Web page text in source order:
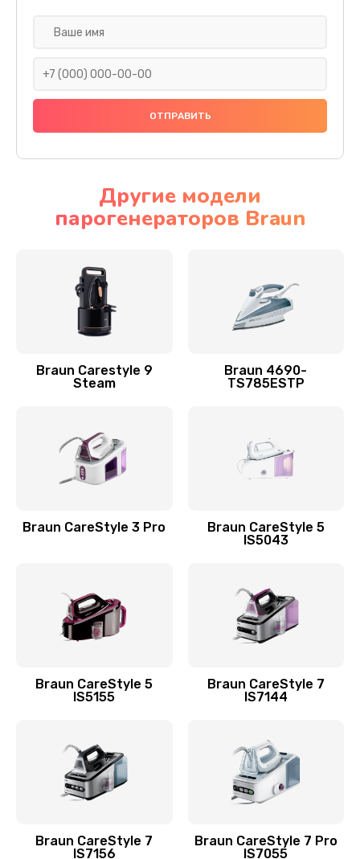
Другие модели
парогенераторов Braun
Braun Carestyle 9
Steam
Braun 4690-
TS785ESTP
Braun CareStyle 3 Pro
Braun CareStyle 5
IS5043
Braun CareStyle 5
IS5155
Braun CareStyle 7
IS7144
Braun CareStyle 7
IS7156
Braun CareStyle 7 Pro
IS7055